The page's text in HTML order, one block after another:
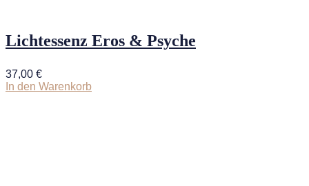
Lichtessenz Eros & Psyche
37,00 €
In den Warenkorb